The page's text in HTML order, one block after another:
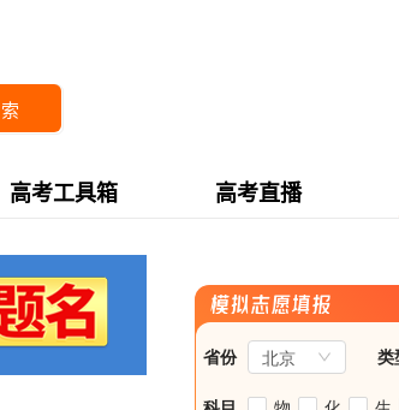
高考工具箱 高考直播